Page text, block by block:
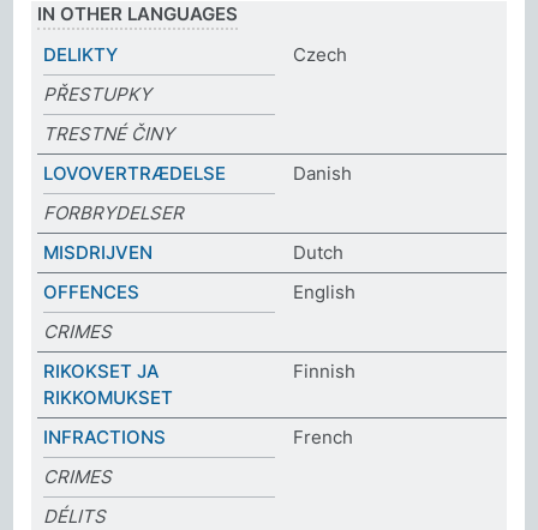
IN OTHER LANGUAGES
DELIKTY
Czech
PŘESTUPKY
TRESTNÉ ČINY
LOVOVERTRÆDELSE
Danish
FORBRYDELSER
MISDRIJVEN
Dutch
OFFENCES
English
CRIMES
RIKOKSET JA
RIKKOMUKSET
Finnish
INFRACTIONS
French
CRIMES
DÉLITS